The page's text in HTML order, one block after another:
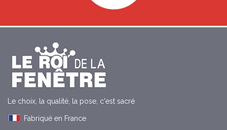
Le choix, la qualité, la pose, c'est sacré
Fabriqué en France